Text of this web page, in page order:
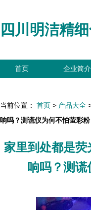
四川明洁精
首页 企业简介
当前位置： 首页 > 产品大全
响吗？测谎仪为何不怕萤彩粉
家里到处都是
响吗？测谎